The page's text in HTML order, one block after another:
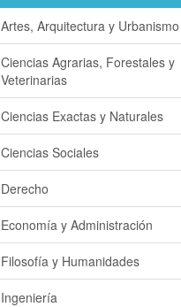
Artes, Arquitectura y Urbanismo
Ciencias Agrarias, Forestales y
Veterinarias
Ciencias Exactas y Naturales
Ciencias Sociales
Derecho
Economía y Administración
Filosofía y Humanidades
Ingeniería